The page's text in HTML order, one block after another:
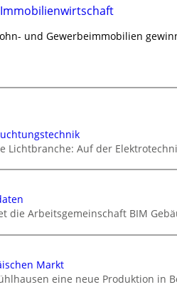
und Gewerbeimmobilien
Lichtbranche: Auf der
die Arbeitsgemeinschaft BIM
Markt
eine neue Produktion in